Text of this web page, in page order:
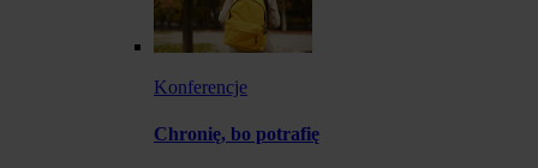
Konferencje
Chronię, bo potrafię